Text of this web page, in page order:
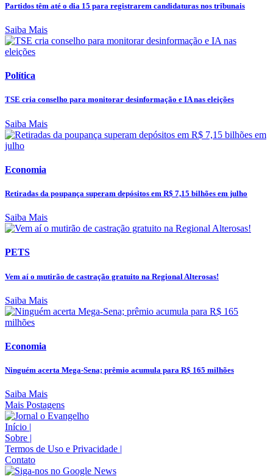
Partidos têm até o dia 15 para registrarem candidaturas nos tribunais
Saiba Mais
Política
TSE cria conselho para monitorar desinformação e IA nas eleições
Saiba Mais
Economia
Retiradas da poupança superam depósitos em R$ 7,15 bilhões em julho
Saiba Mais
PETS
Vem aí o mutirão de castração gratuito na Regional Alterosas!
Saiba Mais
Economia
Ninguém acerta Mega-Sena; prêmio acumula para R$ 165 milhões
Saiba Mais
Mais Postagens
Início |
Sobre |
Termos de Uso e Privacidade |
Contato